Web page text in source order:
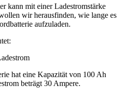
kann mit einer Ladestromstärke
wir herausfinden, wie lange es
aufzuladen.
hat eine Kapazität von 100 Ah
beträgt 30 Ampere.